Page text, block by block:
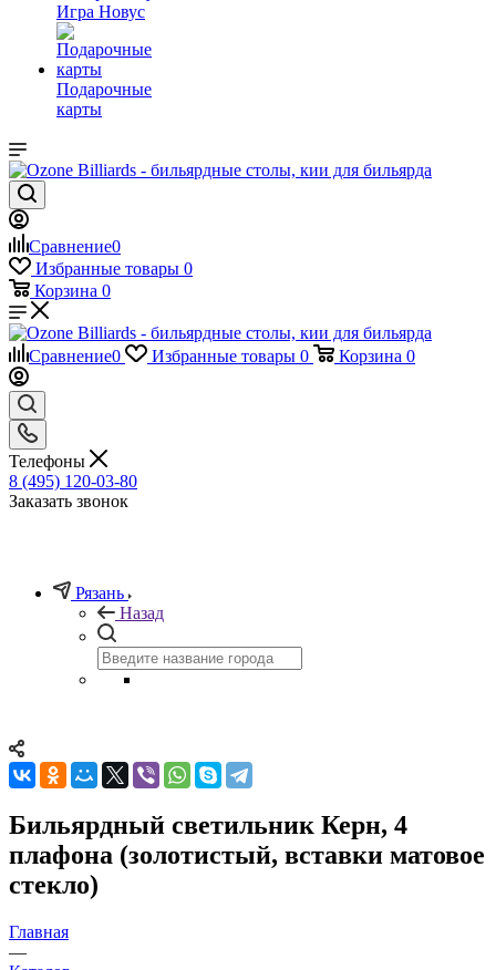
Игра Новус
Подарочные
карты
Сравнение0
Избранные товары 0
Корзина 0
Сравнение0 Избранные товары 0 Корзина 0
Телефоны
8 (495) 120-03-80
Заказать звонок
Рязань
Назад
Бильярдный светильник Керн, 4
плафона (золотистый, вставки матовое
стекло)
Главная
—